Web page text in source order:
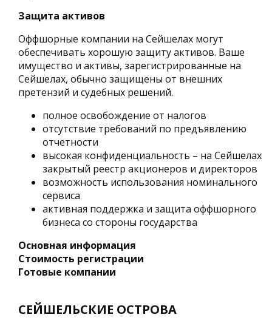
Защита активов
Оффшорные компании на Сейшелах могут
обеспечивать хорошую защиту активов. Ваше
имущество и активы, зарегистрированные на
Сейшелах, обычно защищены от внешних
претензий и судебных решений.
полное освобождение от налогов
отсутствие требований по предъявлению
отчетности
высокая конфиденциальность – на Сейшелах
закрытый реестр акционеров и директоров
возможность использования номинального
сервиса
активная поддержка и защита оффшорного
бизнеса со стороны государства
Основная информация
Стоимость регистрации
Готовые компании
СЕЙШЕЛЬСКИЕ ОСТРОВА